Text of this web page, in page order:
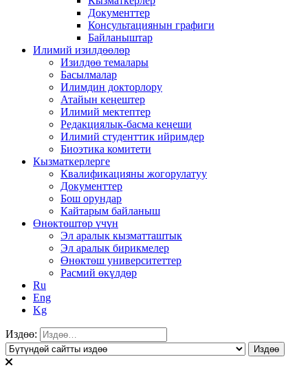
Документтер
Консультациянын графиги
Байланыштар
Илимий изилдөөлөр
Изилдөө темалары
Басылмалар
Илимдин докторлору
Атайын кеңештер
Илимий мектептер
Редакциялык-басма кеңеши
Илимий студенттик ийримдер
Биоэтика комитети
Кызматкерлерге
Квалификацияны жогорулатуу
Документтер
Бош орундар
Кайтарым байланыш
Өнөктөштөр үчүн
Эл аралык кызматташтык
Эл аралык бирикмелер
Өнөктөш университеттер
Расмий өкүлдөр
Ru
Eng
Kg
Издөө: